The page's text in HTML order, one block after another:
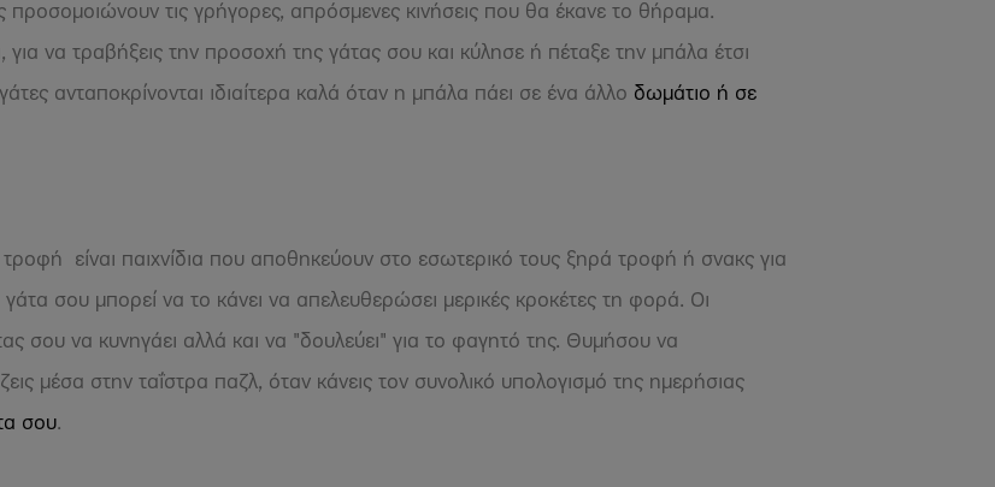
προσομοιώνουν τις γρήγορες, απρόσμενες κινήσεις που θα έκανε το θήραμα.
να τραβήξεις την προσοχή της γάτας σου και κύλησε ή πέταξε την μπάλα έτσι
ανταποκρίνονται ιδιαίτερα καλά όταν η μπάλα πάει σε ένα άλλο δωμάτιο ή σε
τροφή είναι παιχνίδια που αποθηκεύουν στο εσωτερικό τους ξηρά τροφή ή σνακς για
σου μπορεί να το κάνει να απελευθερώσει μερικές κροκέτες τη φορά. Οι
σου να κυνηγάει αλλά και να "δουλεύει" για το φαγητό της. Θυμήσου να
μέσα στην ταΐστρα παζλ, όταν κάνεις τον συνολικό υπολογισμό της ημερήσιας
σου.